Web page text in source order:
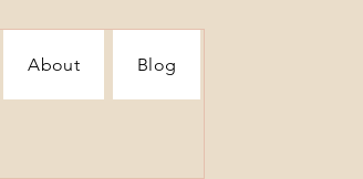
About Blog